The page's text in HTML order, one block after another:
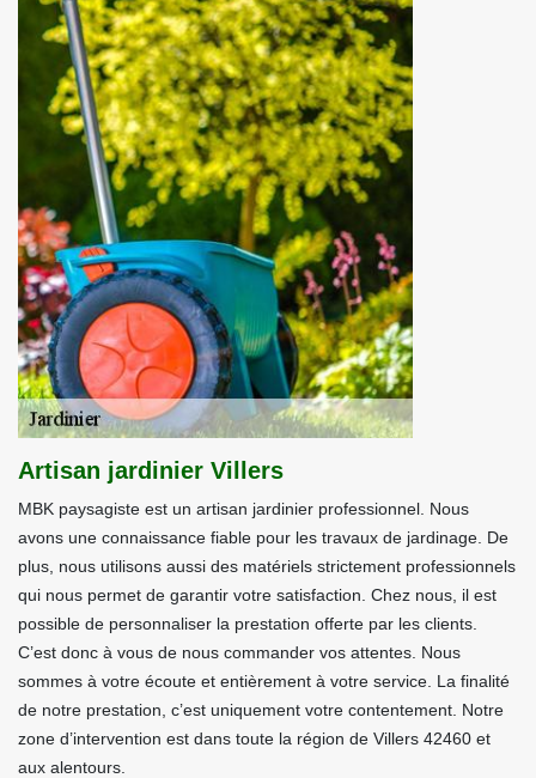
Artisan jardinier Villers
MBK paysagiste est un artisan jardinier professionnel. Nous
avons une connaissance fiable pour les travaux de jardinage. De
plus, nous utilisons aussi des matériels strictement professionnels
qui nous permet de garantir votre satisfaction. Chez nous, il est
possible de personnaliser la prestation offerte par les clients.
C’est donc à vous de nous commander vos attentes. Nous
sommes à votre écoute et entièrement à votre service. La finalité
de notre prestation, c’est uniquement votre contentement. Notre
zone d’intervention est dans toute la région de Villers 42460 et
aux alentours.